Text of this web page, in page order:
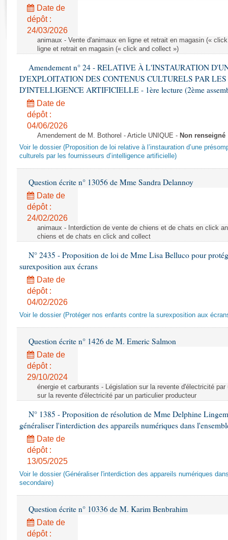
Rapports législatifs
Rapports sur l'application des lois
Baromètre de l’application des lois
Dossiers législatifs
Budget et sécurité sociale
Questions écrites et orales
Comptes rendus des débats
Date de
dépôt :
24/03/2026
animaux - Vente d'animaux en ligne et retrait en magasin («
ligne et retrait en magasin (« click and collect »)
Amendement n° 24 - RELATIVE À L'INSTAURATION
D'EXPLOITATION DES CONTENUS CULTURELS PAR LES
D'INTELLIGENCE ARTIFICIELLE - 1ère lecture (2ème
Date de
dépôt :
04/06/2026
Amendement de M. Bothorel - Article UNIQUE - Non renseigné
Voir le dossier (Proposition de loi relative à l’instauration d’une
culturels par les fournisseurs d’intelligence artificielle)
Question écrite n° 13056 de Mme Sandra Delannoy
Date de
dépôt :
24/02/2026
animaux - Interdiction de vente de chiens et de chats en click
chiens et de chats en click and collect
N° 2435 - Proposition de loi de Mme Lisa Belluco pour
surexposition aux écrans
Date de
dépôt :
04/02/2026
Voir le dossier (Protéger nos enfants contre la surexposition aux
Question écrite n° 1426 de M. Emeric Salmon
Date de
dépôt :
29/10/2024
énergie et carburants - Législation sur la revente d'électricité
sur la revente d'électricité par un particulier producteur
N° 1385 - Proposition de résolution de Mme Delphine
généraliser l'interdiction des appareils numériques dans
Date de
dépôt :
13/05/2025
Voir le dossier (Généraliser l'interdiction des appareils numériques
secondaire)
Question écrite n° 10336 de M. Karim Benbrahim
Date de
dépôt :